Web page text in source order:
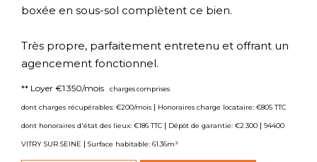
boxée en sous-sol complètent ce bien.
Très propre, parfaitement entretenu et offrant un
agencement fonctionnel.
** Loyer €1 350/mois charges comprises
dont charges récupérables: €200/mois | Honoraires charge locataire: €805 TTC
dont honoraires d'état des lieux: €186 TTC | Dépôt de garantie: €2 300 | 94400
VITRY SUR SEINE | Surface habitable: 61.36m²